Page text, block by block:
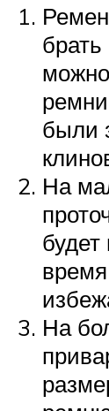
были
На
На